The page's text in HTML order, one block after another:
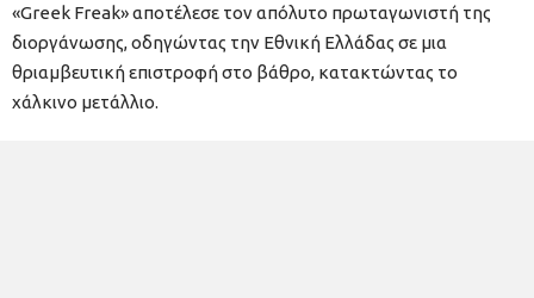
«Greek Freak» αποτέλεσε τον απόλυτο πρωταγωνιστή της
διοργάνωσης, οδηγώντας την Εθνική Ελλάδας σε μια
θριαμβευτική επιστροφή στο βάθρο, κατακτώντας το
χάλκινο μετάλλιο.